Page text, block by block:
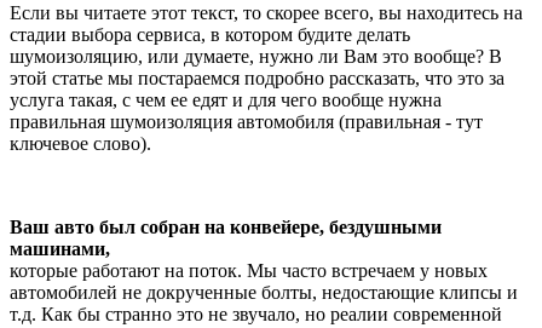
Если вы читаете этот текст, то скорее всего, вы находитесь на
стадии выбора сервиса, в котором будите делать
шумоизоляцию, или думаете, нужно ли Вам это вообще? В
этой статье мы постараемся подробно рассказать, что это за
услуга такая, с чем ее едят и для чего вообще нужна
правильная шумоизоляция автомобиля (правильная - тут
ключевое слово).
Ваш авто был собран на конвейере, бездушными
машинами,
которые работают на поток. Мы часто встречаем у новых
автомобилей не докрученные болты, недостающие клипсы и
т.д. Как бы странно это не звучало, но реалии современной